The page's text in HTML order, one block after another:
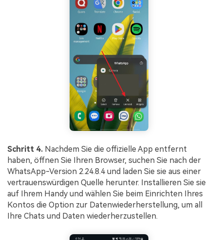
Schritt 4. Nachdem Sie die offizielle App entfernt
haben, öffnen Sie Ihren Browser, suchen Sie nach der
WhatsApp-Version 2.24.8.4 und laden Sie sie aus einer
vertrauenswürdigen Quelle herunter. Installieren Sie sie
auf Ihrem Handy und wählen Sie beim Einrichten Ihres
Kontos die Option zur Datenwiederherstellung, um all
Ihre Chats und Daten wiederherzustellen.